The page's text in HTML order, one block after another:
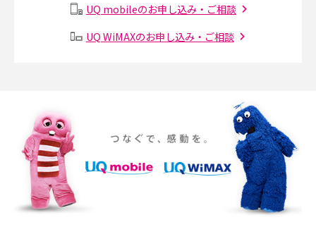
Instagram（インスタグラム）でスクショするとバレる？バレるケースや撮
iPhone 16eとiPhone SE（第3世代）の違いは？サイズやスペックを比較し
て解説
iPhone 16eとiPhone 14を徹底比較！スペック・機能の違いをわかりやすく
紹介
UQ mobileのお申し込み・ご相談
UQ WiMAXのお申し込み・ご相談